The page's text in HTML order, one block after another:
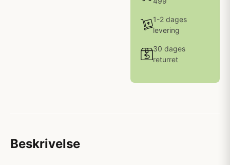
1-2 dages
levering
30 dages
returret
Beskrivelse